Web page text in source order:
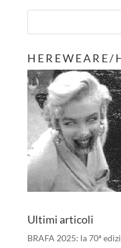
H E R E W E A R E /
Ultimi articoli
BRAFA 2025: la 70ª